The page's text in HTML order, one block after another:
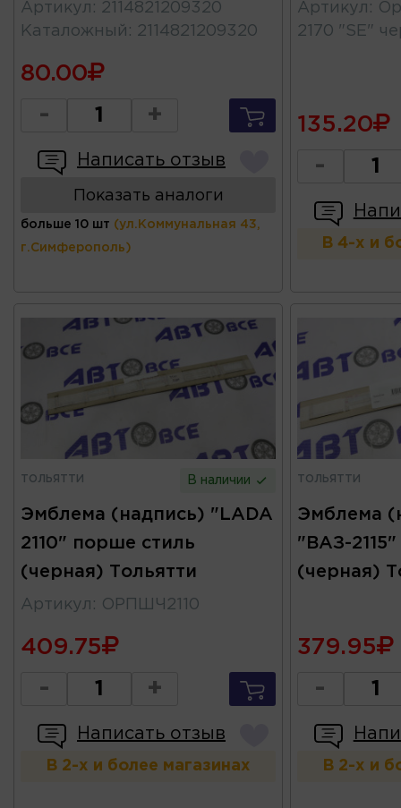
Артикул : 2114821209320
Каталожный : 2114821209320
80.00
- +
Написать отзыв
Показать аналоги
больше 10 шт (ул.Коммунальная 43,
г.Симферополь)
Артикул :
2170 "SE"
135.20
-
В 4-х и
ТОЛЬЯТТИ В наличии
Эмблема (надпись) "LADA
2110" порше стиль
(черная) Тольятти
Артикул : ОРПШЧ2110
409.75
- +
Написать отзыв
В 2-х и более магазинах
ТОЛЬЯТТИ
Эмблема
"ВАЗ-
(черная)
379.95
-
В 2-х и